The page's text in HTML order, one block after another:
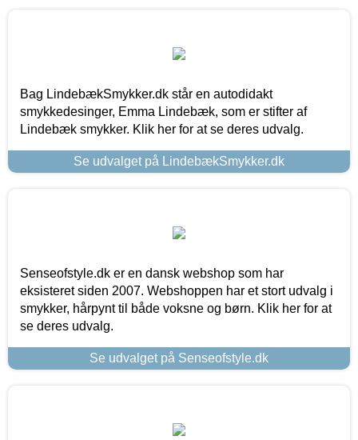
Bag LindebækSmykker.dk står en autodidakt
smykkedesinger, Emma Lindebæk, som er stifter af
Lindebæk smykker. Klik her for at se deres udvalg.
Se udvalget på LindebækSmykker.dk
Senseofstyle.dk er en dansk webshop som har
eksisteret siden 2007. Webshoppen har et stort udvalg i
smykker, hårpynt til både voksne og børn. Klik her for at
se deres udvalg.
Se udvalget på Senseofstyle.dk